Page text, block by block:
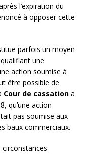
l’expiration du
à opposer cette
parfois un moyen
une
action soumise à
être possible de
Cour de cassation a
qu’une action
pas soumise aux
baux commerciaux.
circonstances